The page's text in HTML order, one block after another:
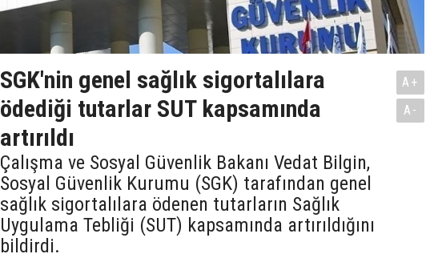
SGK'nin genel sağlık sigortalılara
ödediği tutarlar SUT kapsamında
artırıldı
Çalışma ve Sosyal Güvenlik Bakanı Vedat Bilgin,
Sosyal Güvenlik Kurumu (SGK) tarafından genel
sağlık sigortalılara ödenen tutarların Sağlık
Uygulama Tebliği (SUT) kapsamında artırıldığını
bildirdi.
A+
A-